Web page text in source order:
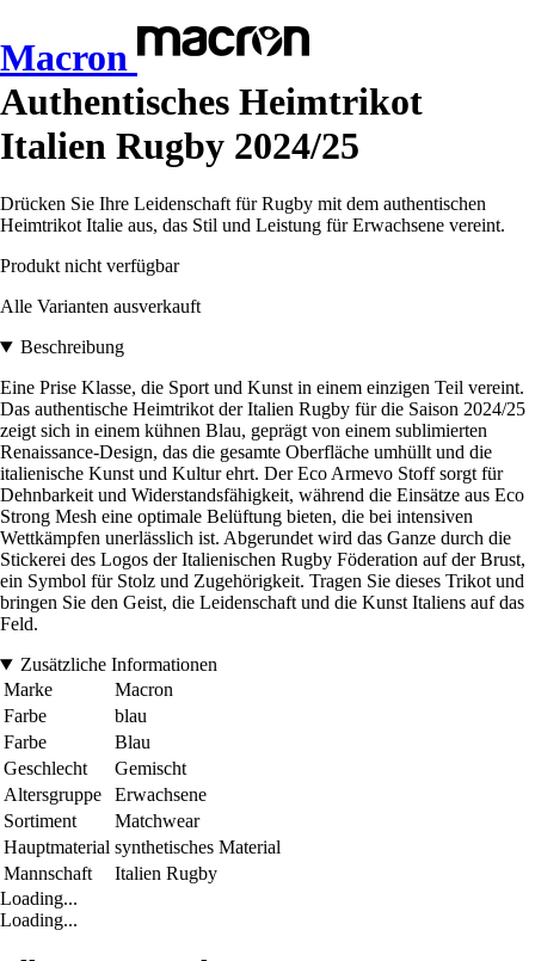
Macron
Authentisches Heimtrikot
Italien Rugby 2024/25
Drücken Sie Ihre Leidenschaft für Rugby mit dem authentischen
Heimtrikot Italie aus, das Stil und Leistung für Erwachsene vereint.
Produkt nicht verfügbar
Alle Varianten ausverkauft
Beschreibung
Eine Prise Klasse, die Sport und Kunst in einem einzigen Teil vereint.
Das authentische Heimtrikot der Italien Rugby für die Saison 2024/25
zeigt sich in einem kühnen Blau, geprägt von einem sublimierten
Renaissance-Design, das die gesamte Oberfläche umhüllt und die
italienische Kunst und Kultur ehrt. Der Eco Armevo Stoff sorgt für
Dehnbarkeit und Widerstandsfähigkeit, während die Einsätze aus Eco
Strong Mesh eine optimale Belüftung bieten, die bei intensiven
Wettkämpfen unerlässlich ist. Abgerundet wird das Ganze durch die
Stickerei des Logos der Italienischen Rugby Föderation auf der Brust,
ein Symbol für Stolz und Zugehörigkeit. Tragen Sie dieses Trikot und
bringen Sie den Geist, die Leidenschaft und die Kunst Italiens auf das
Feld.
Zusätzliche Informationen
Marke
Macron
Farbe
blau
Farbe
Blau
Geschlecht
Gemischt
Altersgruppe
Erwachsene
Sortiment
Matchwear
Hauptmaterial synthetisches Material
Mannschaft
Italien Rugby
Loading...
Loading...